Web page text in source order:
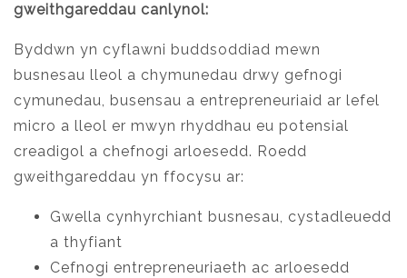
gweithgareddau canlynol:
Byddwn yn cyflawni buddsoddiad mewn
busnesau lleol a chymunedau drwy gefnogi
cymunedau, busensau a entrepreneuriaid ar lefel
micro a lleol er mwyn rhyddhau eu potensial
creadigol a chefnogi arloesedd. Roedd
gweithgareddau yn ffocysu ar:
Gwella cynhyrchiant busnesau, cystadleuedd
a thyfiant
Cefnogi entrepreneuriaeth ac arloesedd